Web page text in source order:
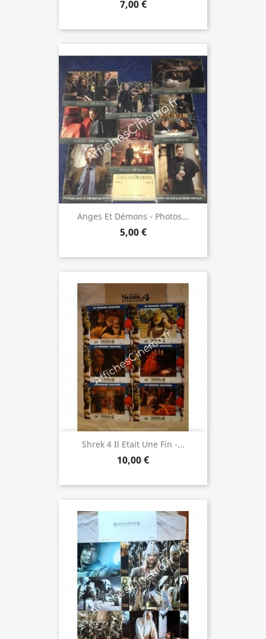
7,00 €
Anges Et Démons - Photos...
5,00 €
Shrek 4 Il Etait Une Fin -...
10,00 €